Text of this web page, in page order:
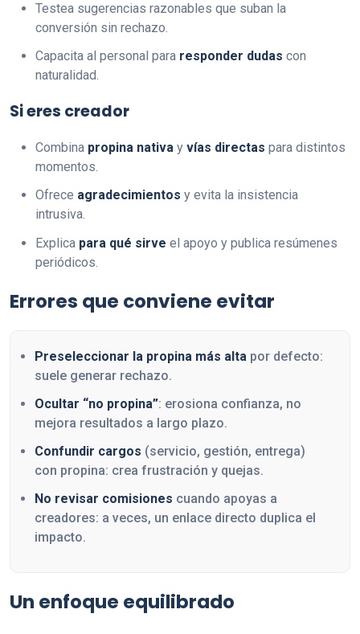
Testea sugerencias razonables que suban la
conversión sin rechazo.
Capacita al personal para responder dudas con
naturalidad.
Si eres creador
Combina propina nativa y vías directas para distintos
momentos.
Ofrece agradecimientos y evita la insistencia
intrusiva.
Explica para qué sirve el apoyo y publica resúmenes
periódicos.
Errores que conviene evitar
Preseleccionar la propina más alta por defecto:
suele generar rechazo.
Ocultar “no propina”: erosiona confianza, no
mejora resultados a largo plazo.
Confundir cargos (servicio, gestión, entrega)
con propina: crea frustración y quejas.
No revisar comisiones cuando apoyas a
creadores: a veces, un enlace directo duplica el
impacto.
Un enfoque equilibrado